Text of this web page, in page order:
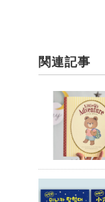
関連記事